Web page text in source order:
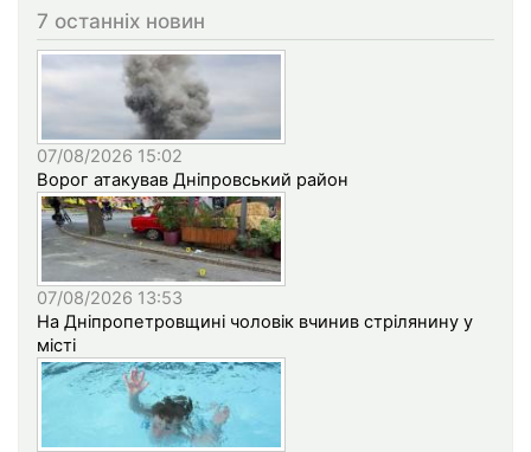
7 останніх новин
07/08/2026 15:02
Ворог атакував Дніпровський район
07/08/2026 13:53
На Дніпропетровщині чоловік вчинив стрілянину у
місті